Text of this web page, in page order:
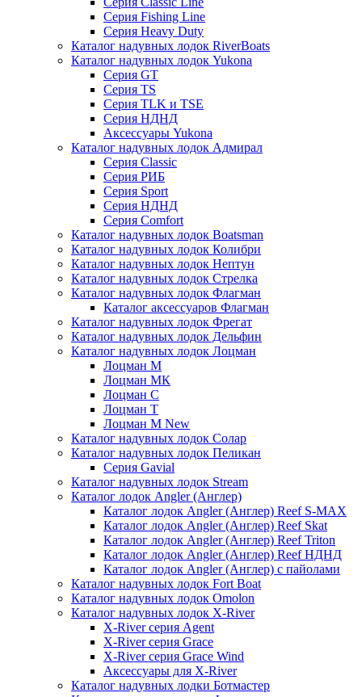
Серия Fishing Line
Серия Heavy Duty
Каталог надувных лодок RiverBoats
Каталог надувных лодок Yukona
Серия GT
Серия TS
Серия TLK и TSE
Серия НДНД
Аксессуары Yukona
Каталог надувных лодок Адмирал
Серия Classic
Серия РИБ
Серия Sport
Серия НДНД
Серия Comfort
Каталог надувных лодок Boatsman
Каталог надувных лодок Колибри
Каталог надувных лодок Нептун
Каталог надувных лодок Стрелка
Каталог надувных лодок Флагман
Каталог аксессуаров Флагман
Каталог надувных лодок Фрегат
Каталог надувных лодок Дельфин
Каталог надувных лодок Лоцман
Лоцман М
Лоцман МК
Лоцман С
Лоцман Т
Лоцман М New
Каталог надувных лодок Солар
Каталог надувных лодок Пеликан
Серия Gavial
Каталог надувных лодок Stream
Каталог лодок Angler (Англер)
Каталог лодок Angler (Англер) Reef S-MAX
Каталог лодок Angler (Англер) Reef Skat
Каталог лодок Angler (Англер) Reef Triton
Каталог лодок Angler (Англер) Reef НДНД
Каталог лодок Angler (Англер) с пайолами
Каталог надувных лодок Fort Boat
Каталог надувных лодок Omolon
Каталог надувных лодок X-River
X-River серия Agent
X-River серия Grace
X-River серия Grace Wind
Аксессуары для X-River
Каталог надувных лодки Ботмастер